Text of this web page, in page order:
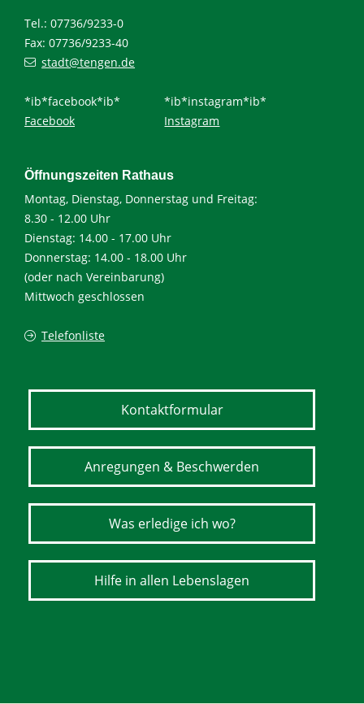
Tel.: 07736/9233-0
Fax: 07736/9233-40
stadt@tengen.de
*ib*facebook*ib*
Facebook
*ib*instagram*ib*
Instagram
Öffnungszeiten Rathaus
Montag, Dienstag, Donnerstag und Freitag:
8.30 - 12.00 Uhr
Dienstag: 14.00 - 17.00 Uhr
Donnerstag: 14.00 - 18.00 Uhr
(oder nach Vereinbarung)
Mittwoch geschlossen
Telefonliste
Kontaktformular
Anregungen & Beschwerden
Was erledige ich wo?
Hilfe in allen Lebenslagen